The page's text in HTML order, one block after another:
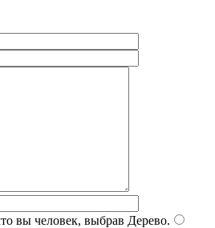
вы человек, выбрав Дерево.